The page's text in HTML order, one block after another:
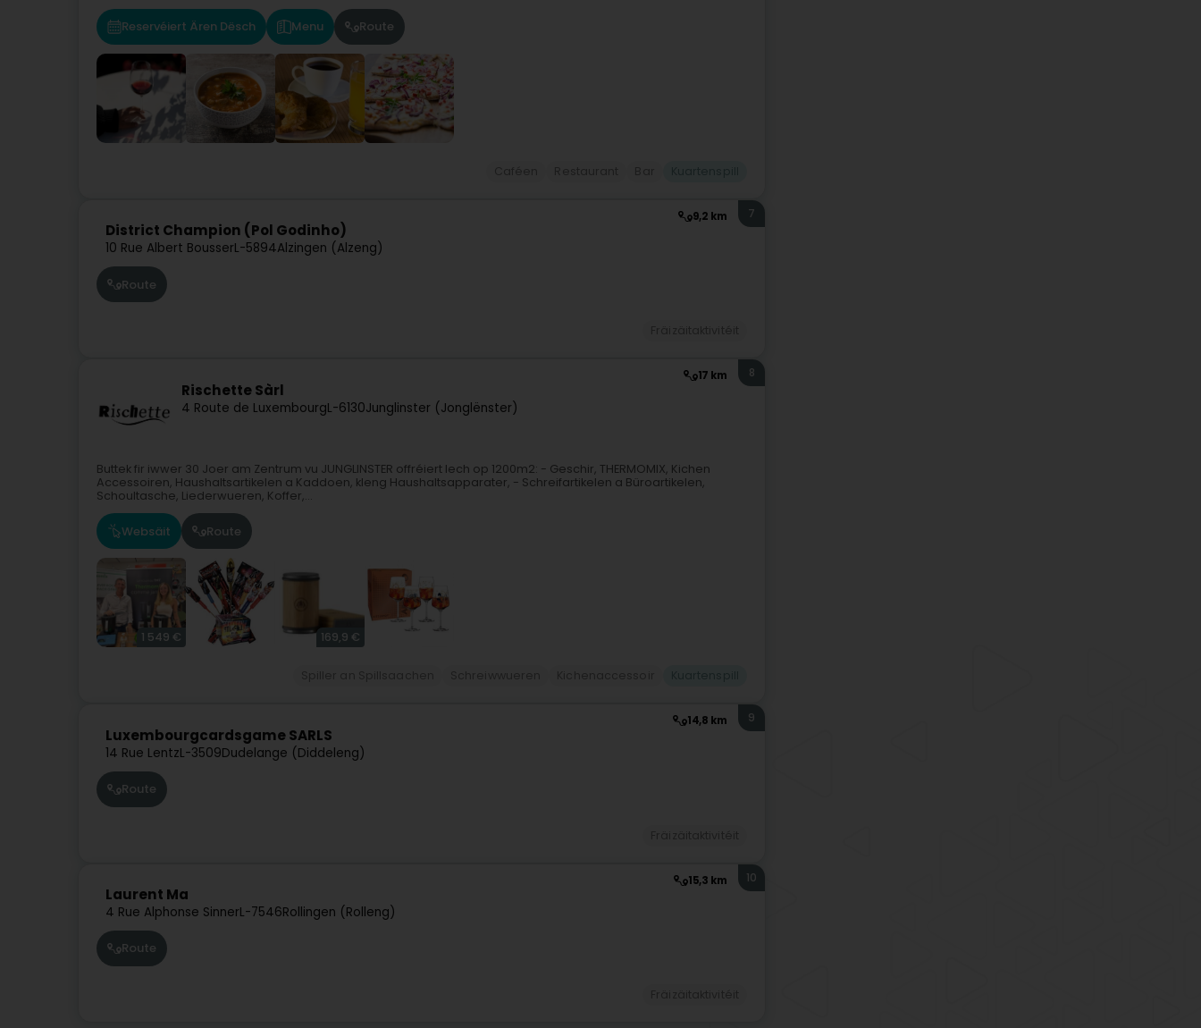
Reservéiert Ären Dësch Menu Route
9,2 km
District Champion (Pol Godinho)
10 Rue Albert BousserL-5894Alzingen (Alzeng)
7
Route
17 km
Rischette Sàrl
4 Route de LuxembourgL-6130Junglinster (Jonglënster)
8
Buttek fir iwwer 30 Joer am Zentrum vu JUNGLINSTER offréiert Iech op 1200m2: - Geschir, THERMOMIX, Kichen
Accessoiren, Haushaltsartikelen a Kaddoen, kleng Haushaltsapparater, - Schreifartikelen a Büroartikelen,
Schoultasche, Liederwueren, Koffer,...
Websäit Route
1 549 € 169,9 €
14,8 km
Luxembourgcardsgame SARLS
14 Rue LentzL-3509Dudelange (Diddeleng)
9
Route
15,3 km
Laurent Ma
4 Rue Alphonse SinnerL-7546Rollingen (Rolleng)
10
Route